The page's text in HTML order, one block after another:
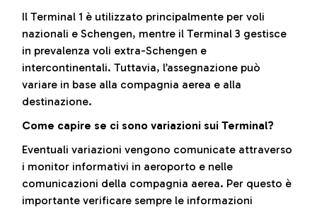
Il Terminal 1 è utilizzato principalmente per voli
nazionali e Schengen, mentre il Terminal 3 gestisce
in prevalenza voli extra-Schengen e
intercontinentali. Tuttavia, l’assegnazione può
variare in base alla compagnia aerea e alla
destinazione.
Come capire se ci sono variazioni sui Terminal?
Eventuali variazioni vengono comunicate attraverso
i monitor informativi in aeroporto e nelle
comunicazioni della compagnia aerea. Per questo è
importante verificare sempre le informazioni